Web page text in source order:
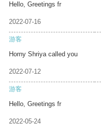
Hello, Greetings fr
2022-07-16
游客
Horny Shriya called you
2022-07-12
游客
Hello, Greetings fr
2022-05-24